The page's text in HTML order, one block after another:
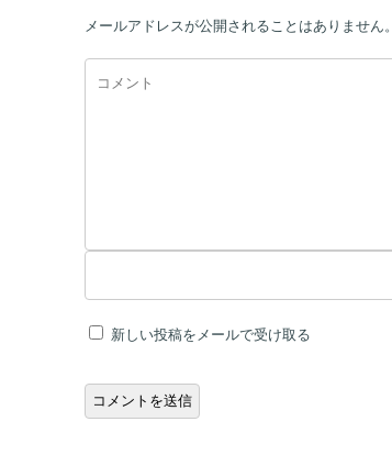
メールアドレスが公開されることはありません。
新しい投稿をメールで受け取る